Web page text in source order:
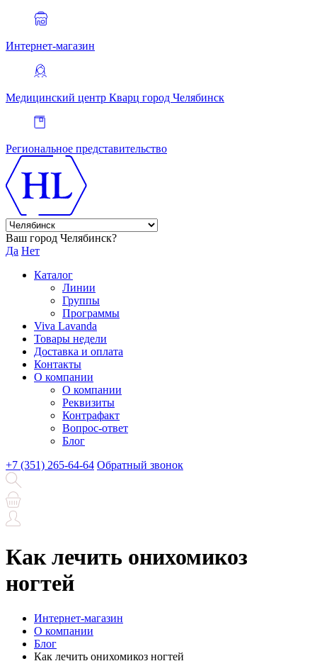
Интернет-магазин
Медицинский центр Кварц город Челябинск
Региональное представительство
Ваш город Челябинск?
Да Нет
Каталог
Линии
Группы
Программы
Viva Lavanda
Товары недели
Доставка и оплата
Контакты
О компании
О компании
Реквизиты
Контрафакт
Вопрос-ответ
Блог
+7 (351) 265-64-64 Обратный звонок
Как лечить онихомикоз
ногтей
Интернет-магазин
О компании
Блог
Как лечить онихомикоз ногтей